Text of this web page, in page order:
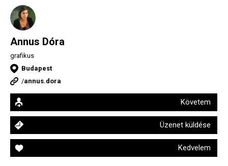
Annus Dóra
grafikus
Budapest
/annus.dora
Követem
Üzenet küldése
Kedvelem